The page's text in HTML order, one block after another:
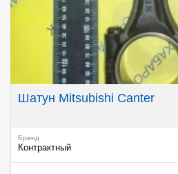
Шатун Mitsubishi Canter
Бренд
Контрактный